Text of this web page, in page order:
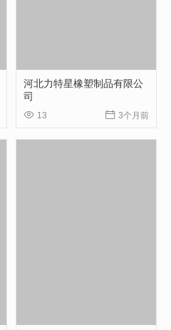
河北力特星橡塑制品有限公
司
 13  3个月前